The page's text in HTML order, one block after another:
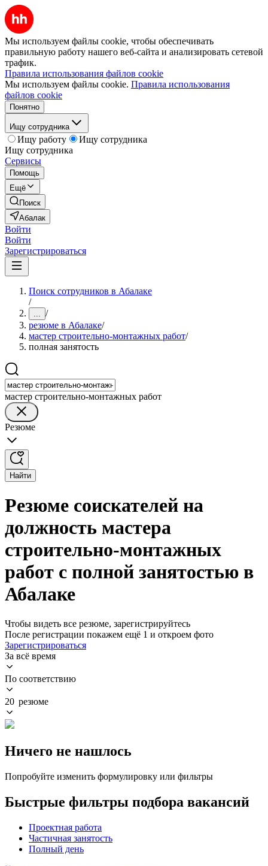
Мы используем файлы cookie, чтобы обеспечивать
правильную работу нашего веб-сайта и анализировать сетевой
трафик.
Правила использования файлов cookie
Мы используем файлы cookie. Правила использования
файлов cookie
Понятно
Ищу сотрудника
Ищу работу
Ищу сотрудника
Ищу сотрудника
Сервисы
Помощь
Ещё
Поиск
Абалак
Войти
Войти
Зарегистрироваться
Поиск сотрудников в Абалаке
/
... /
резюме в Абалаке/
мастер строительно-монтажных работ/
полная занятость
мастер строительно-монтажных работ
Резюме
Найти
Резюме соискателей на
должность мастера
строительно-монтажных
работ с полной занятостью в
Абалаке
Чтобы видеть все резюме, зарегистрируйтесь
После регистрации покажем ещё 1 и откроем фото
Зарегистрироваться
За всё время
По соответствию
20 резюме
Ничего не нашлось
Попробуйте изменить формулировку или фильтры
Быстрые фильтры подбора вакансий
Проектная работа
Частичная занятость
Полный день